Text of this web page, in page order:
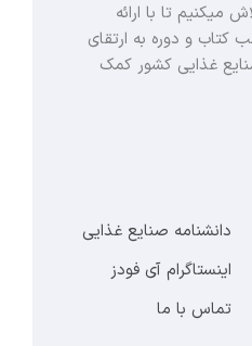
میکنیم تا با ارائه
کتاب و دوره به ارتقای
غذایی کشور کمک
دانشنامه صنایع غذایی
اینستاگرام آی فودز
تماس با ما